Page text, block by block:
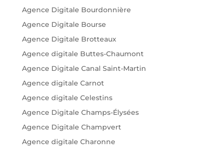
Agence Digitale Bourdonnière
Agence Digitale Bourse
Agence Digitale Brotteaux
Agence digitale Buttes-Chaumont
Agence Digitale Canal Saint-Martin
Agence digitale Carnot
Agence digitale Celestins
Agence Digitale Champs-Élysées
Agence Digitale Champvert
Agence digitale Charonne